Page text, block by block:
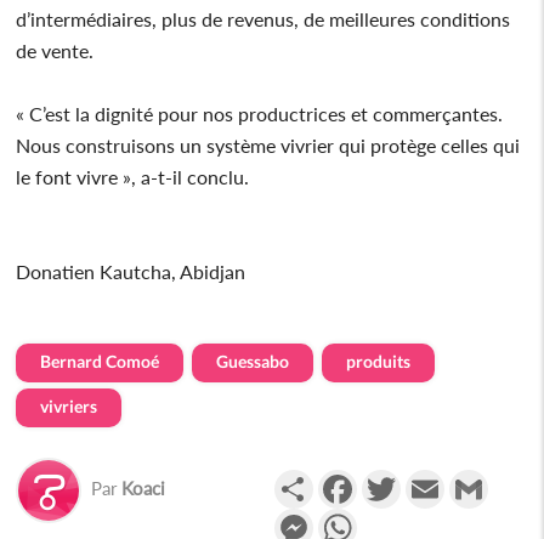
d’intermédiaires, plus de revenus, de meilleures conditions
de vente.
« C’est la dignité pour nos productrices et commerçantes.
Nous construisons un système vivrier qui protège celles qui
le font vivre », a-t-il conclu.
Donatien Kautcha, Abidjan
Bernard Comoé Guessabo produits
vivriers
Par Koaci PartagerFacebookTwitterEmail
Messenger